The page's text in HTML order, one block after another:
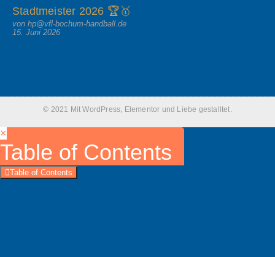
Stadtmeister 2026 🏆🥇
von hp@vfl-bochum-handball.de
15. Juni 2026
© 2021 Mit WordPress, Elementor und Liebe gestalltet.
×
Table of Contents
Table of Contents